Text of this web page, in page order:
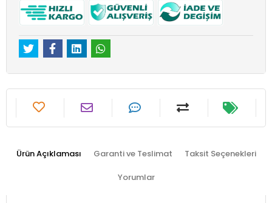
Ürün Açıklaması Garanti ve Teslimat Taksit Seçenekleri
Yorumlar